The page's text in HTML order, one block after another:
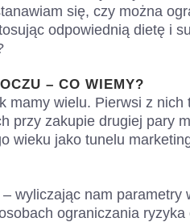
się, czy można
odpowiednią dietę i
– CO WIEMY?
mamy wielu. Pierwsi z nich
przy zakupie drugiej pary
wieku jako tunelu
wyliczając nam parametry
ograniczania ryzyka